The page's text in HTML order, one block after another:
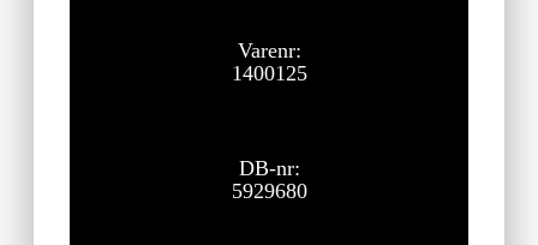
Varenr:
1400125
DB-nr:
5929680